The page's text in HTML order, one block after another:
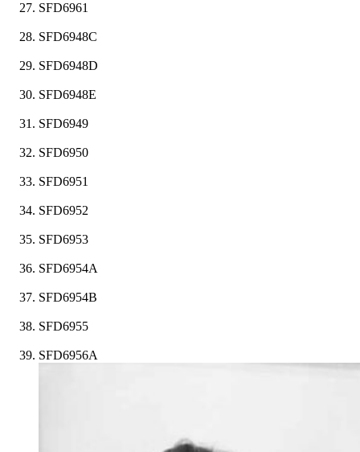
SFD6961
SFD6948C
SFD6948D
SFD6948E
SFD6949
SFD6950
SFD6951
SFD6952
SFD6953
SFD6954A
SFD6954B
SFD6955
SFD6956A